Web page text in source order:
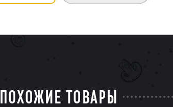
ПОХОЖИЕ ТОВАРЫ